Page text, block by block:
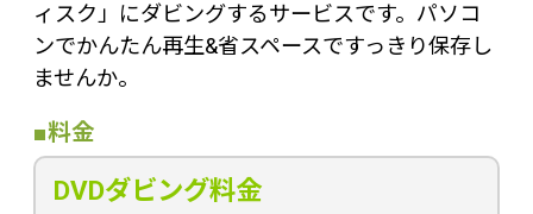
ィスク」にダビングするサービスです。パソコ
ンでかんたん再生&省スペースですっきり保存し
ませんか。
■料金
DVDダビング料金